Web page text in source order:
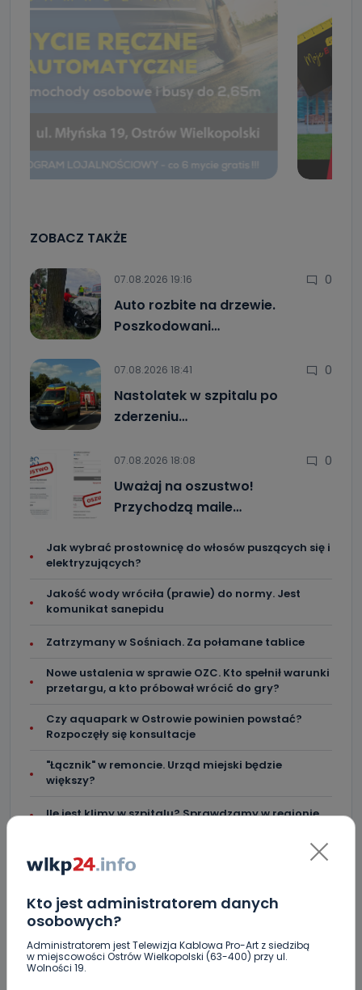
Kto jest administratorem danych
osobowych?
Administratorem jest Telewizja Kablowa Pro-Art z siedzibą
w miejscowości Ostrów Wielkopolski (63-400) przy ul.
Wolności 19.
ZOBACZ TAKŻE
07.08.2026 19:16 0
Auto rozbite na drzewie.
Poszkodowani…
07.08.2026 18:41 0
Nastolatek w szpitalu po
zderzeniu…
07.08.2026 18:08 0
Uważaj na oszustwo!
Przychodzą maile…
Jak wybrać prostownicę do włosów puszących się i
elektryzujących?
Jakość wody wróciła (prawie) do normy. Jest
komunikat sanepidu
Zatrzymany w Sośniach. Za połamane tablice
Nowe ustalenia w sprawie OZC. Kto spełnił warunki
przetargu, a kto próbował wrócić do gry?
Czy aquapark w Ostrowie powinien powstać?
Rozpoczęły się konsultacje
"Łącznik" w remoncie. Urząd miejski będzie
większy?
Ile jest klimy w szpitalu? Sprawdzamy w regionie
Centra wzmocniona i gotowa do gry. Chce
Za miesiąc Narodowe Czytanie. W tym roku padło
na „Dziady”